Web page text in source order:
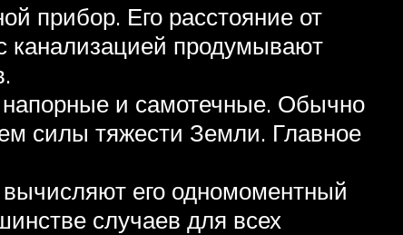
прибор. Его расстояние от
канализацией продумывают
и самотечные. Обычно
силы тяжести Земли. Главное
вычисляют его одномоментный
случаев для всех